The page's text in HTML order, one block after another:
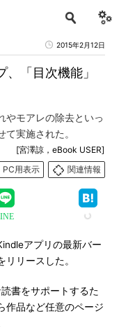
2015年2月12日
「目次機能」
やモアレの除去といっ
実施された。
[宮澤諒，eBook USER]
PC用表示
関連情報
アプリの最新バー
リースした。
書をサポートするた
作品など任意のページ